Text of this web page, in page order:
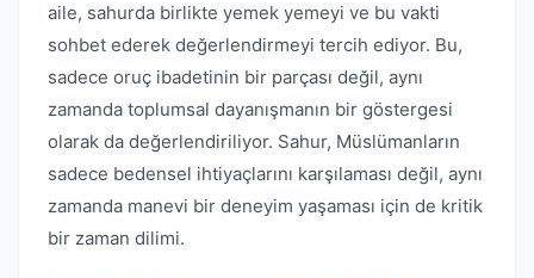
aile, sahurda birlikte yemek yemeyi ve bu vakti
sohbet ederek değerlendirmeyi tercih ediyor. Bu,
sadece oruç ibadetinin bir parçası değil, aynı
zamanda toplumsal dayanışmanın bir göstergesi
olarak da değerlendiriliyor. Sahur, Müslümanların
sadece bedensel ihtiyaçlarını karşılaması değil, aynı
zamanda manevi bir deneyim yaşaması için de kritik
bir zaman dilimi.